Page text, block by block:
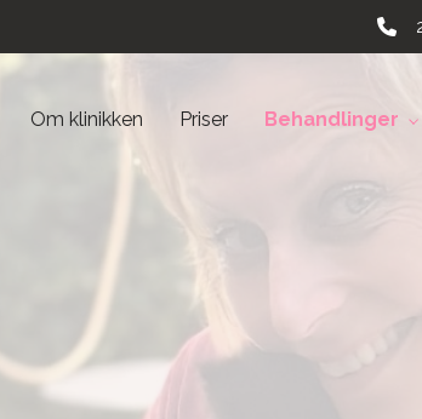
Om klinikken Priser Behandlinger